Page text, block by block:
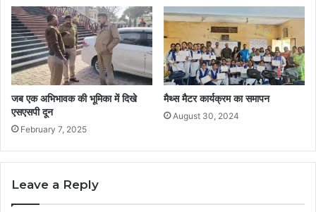
जब एक अभिभावक की भूमिका में दिखे
एसएसपी दून
February 7, 2025
मैथ्स मैटर कार्यक्रम का समापन
August 30, 2024
Leave a Reply